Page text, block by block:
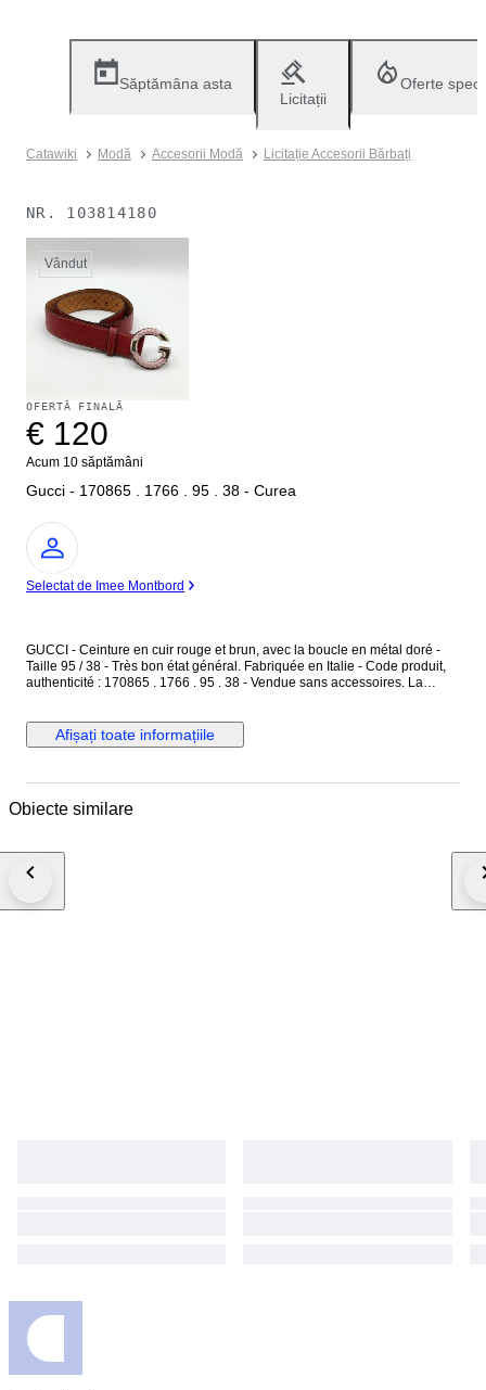
Săptămâna asta
Licitații
Oferte
Catawiki Modă Accesorii Modă Licitație Accesorii Bărbați
NR. 103814180
Vândut
OFERTĂ FINALĂ
€ 120
Acum 10 săptămâni
Gucci - 170865 . 1766 . 95 . 38 - Curea
Expert
Selectat de Imee Montbord
GUCCI - Ceinture en cuir rouge et brun, avec la boucle en métal doré -
Taille 95 / 38 - Très bon état général. Fabriquée en Italie - Code produit,
authenticité : 170865 . 1766 . 95 . 38 - Vendue sans accessoires. La
et toile tressée de couleur rose. Dimensions : Longueur totale 98 cm -
Largeur du cuir 4 cm - Boucle en métal doré : 6,5 cm x 6,5 cm. La ceinture
ceinture a déjà été portée, en très bon état général.
Afișați toate informațiile
Obiecte similare